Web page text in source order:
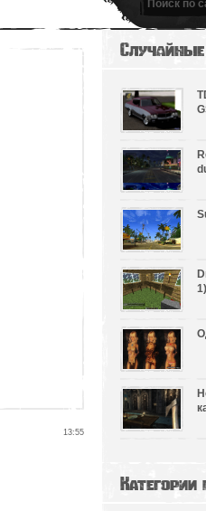
13:55
1)
Категории